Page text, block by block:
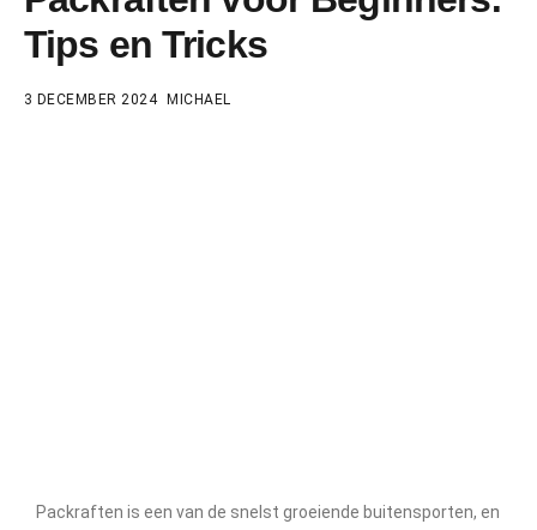
Tips en Tricks
3 DECEMBER 2024 MICHAEL
Packraften is een van de snelst groeiende buitensporten, en